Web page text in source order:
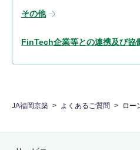
その他
FinTech企業等との連携及び協
JA福岡京築 よくあるご質問 ロー